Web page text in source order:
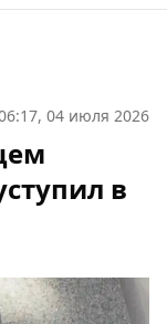
04 июля 2026
в